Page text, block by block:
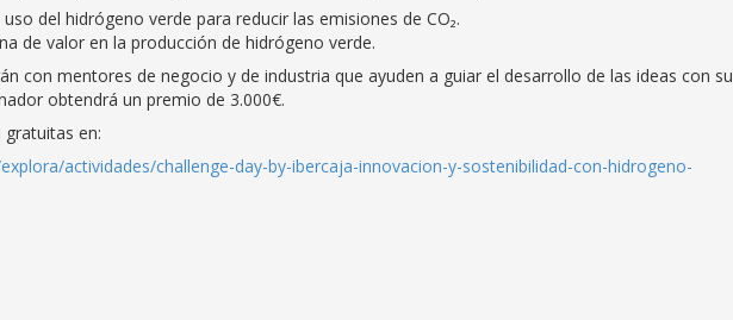
del hidrógeno verde para reducir las emisiones de CO₂.
de valor en la producción de hidrógeno verde.
con mentores de negocio y de industria que ayuden a guiar el desarrollo de las ideas con su
obtendrá un premio de 3.000€.
en:
actividades/challenge-day-by-ibercaja-innovacion-y-sostenibilidad-con-hidrogeno-